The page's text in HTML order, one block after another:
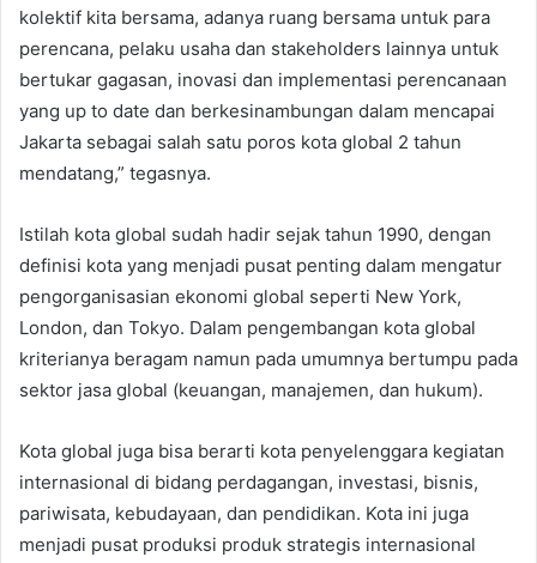
kolektif kita bersama, adanya ruang bersama untuk para
perencana, pelaku usaha dan stakeholders lainnya untuk
bertukar gagasan, inovasi dan implementasi perencanaan
yang up to date dan berkesinambungan dalam mencapai
Jakarta sebagai salah satu poros kota global 2 tahun
mendatang,” tegasnya.
Istilah kota global sudah hadir sejak tahun 1990, dengan
definisi kota yang menjadi pusat penting dalam mengatur
pengorganisasian ekonomi global seperti New York,
London, dan Tokyo. Dalam pengembangan kota global
kriterianya beragam namun pada umumnya bertumpu pada
sektor jasa global (keuangan, manajemen, dan hukum).
Kota global juga bisa berarti kota penyelenggara kegiatan
internasional di bidang perdagangan, investasi, bisnis,
pariwisata, kebudayaan, dan pendidikan. Kota ini juga
menjadi pusat produksi produk strategis internasional